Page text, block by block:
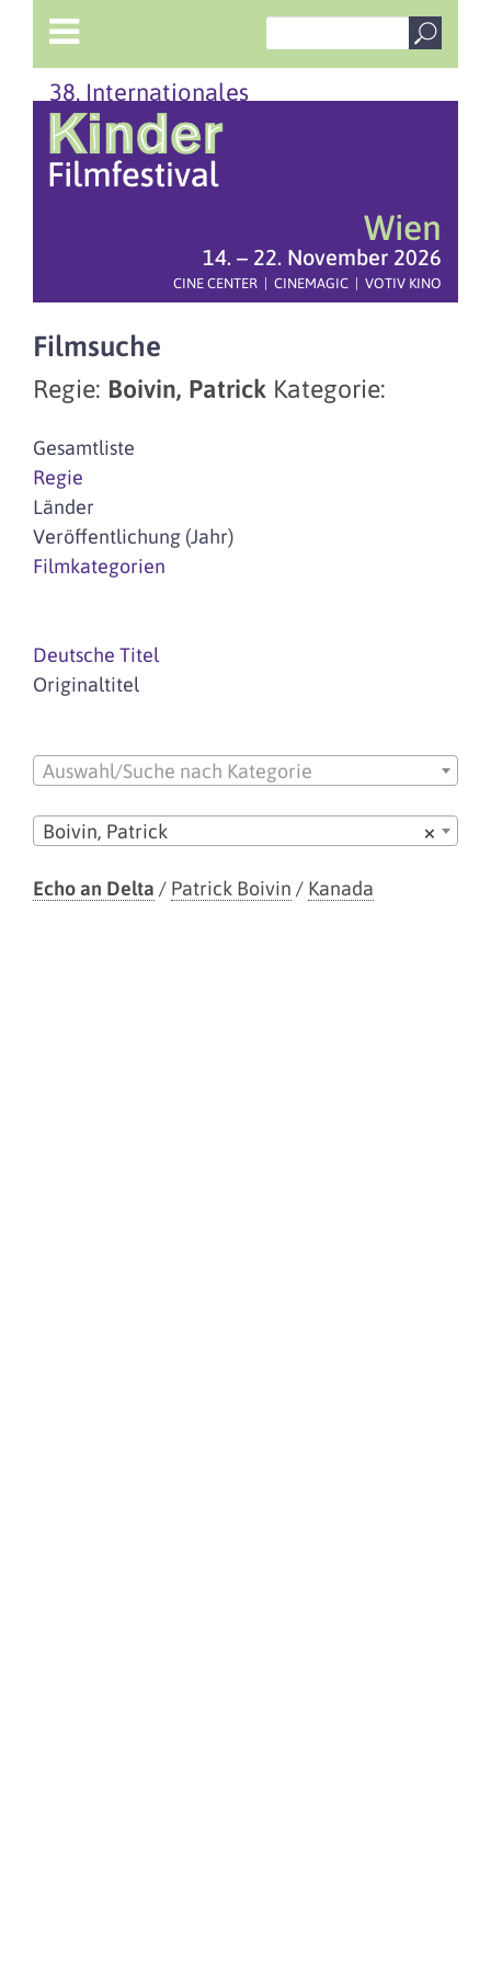
38. Internationales
Wien
14. – 22. November 2026
CINE CENTER | CINEMAGIC | VOTIV KINO
Filmsuche
Regie: Boivin, Patrick Kategorie:
Gesamtliste
Regie
Länder
Veröffentlichung (Jahr)
Filmkategorien
Deutsche Titel
Originaltitel
Auswahl/Suche nach Kategorie
×
Boivin, Patrick
Echo an Delta / Patrick Boivin / Kanada